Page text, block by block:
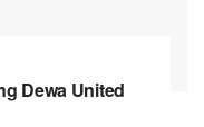
Dewa United